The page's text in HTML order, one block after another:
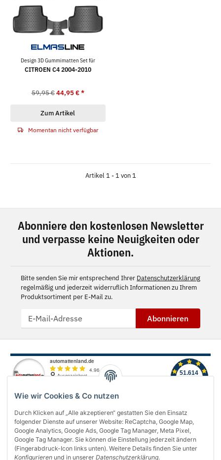
Wie wir Cookies & Co nutzen
Durch Klicken auf „Alle akzeptieren“ gestatten Sie den Einsatz
folgender Dienste auf unserer Website: ReCaptcha, Google Map,
Google Analytics, Google Ads, Google Tag Manager, Meta Pixel,
Google Tag Manager. Sie können die Einstellung jederzeit ändern
(Fingerabdruck-Icon links unten). Weitere Details finden Sie unter
Konfigurieren und in unserer Datenschutzerklärung.
Design 3D Gummimatten Set für
CITROEN C4 2004-2010
59,95 € 44,95 €*
Zum Artikel
Momentan nicht verfügbar
Artikel 1 - 1 von 1
Abonniere den kostenlosen Newsletter
und verpasse keine Neuigkeiten oder
Aktionen.
Bitte senden Sie mir entsprechend Ihrer Datenschutzerklärung
regelmäßig und jederzeit widerruflich Informationen zu Ihrem
Produktsortiment per E-Mail zu.
Abonnieren
Über uns
Informationen